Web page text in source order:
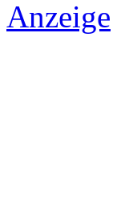
Anzeige